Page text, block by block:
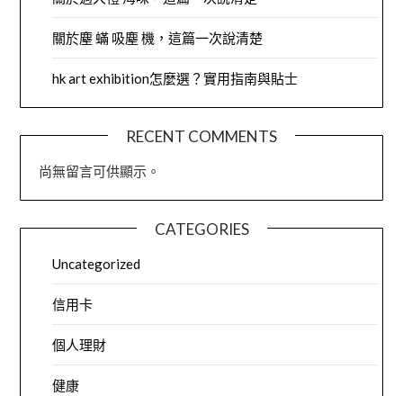
關於塵 蟎 吸塵 機，這篇一次說清楚
hk art exhibition怎麼選？實用指南與貼士
RECENT COMMENTS
尚無留言可供顯示。
CATEGORIES
Uncategorized
信用卡
個人理財
健康